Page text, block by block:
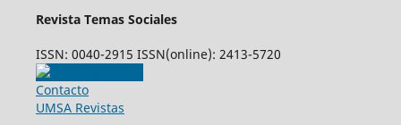
Revista Temas Sociales
ISSN: 0040-2915 ISSN(online): 2413-5720
Contacto
UMSA Revistas